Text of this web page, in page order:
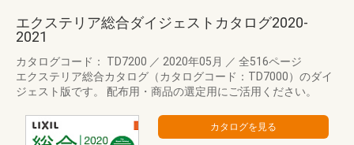
エクステリア総合ダイジェストカタログ2020-
2021
カタログコード： TD7200 ／ 2020年05月 ／ 全516ページ
エクステリア総合カタログ（カタログコード：TD7000）のダイ
ジェスト版です。 配布用・商品の選定用にご活用ください。